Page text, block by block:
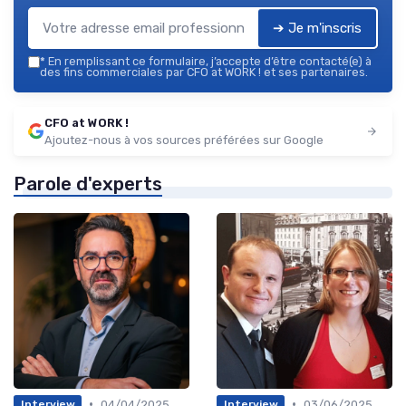
➔ Je m'inscris
* En remplissant ce formulaire, j’accepte d’être contacté(e) à
des fins commerciales par CFO at WORK ! et ses partenaires.
CFO at WORK !
Ajoutez-nous à vos sources préférées sur Google
Parole d'experts